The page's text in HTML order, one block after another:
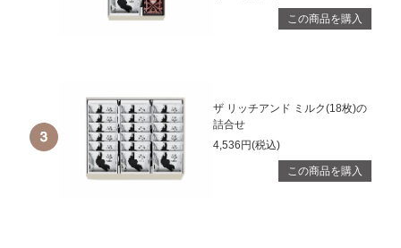
この商品を購入
ザ リッチアンド ミルク(18枚)の
詰合せ
4,536円(税込)
この商品を購入